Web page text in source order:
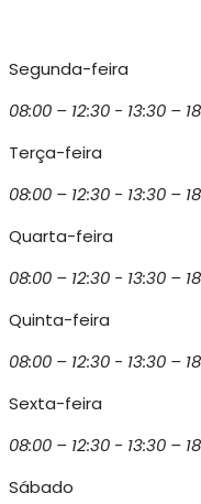
Segunda-feira
08:00 – 12:30 - 13:30 –
Terça-feira
08:00 – 12:30 - 13:30 –
Quarta-feira
08:00 – 12:30 - 13:30 –
Quinta-feira
08:00 – 12:30 - 13:30 –
Sexta-feira
08:00 – 12:30 - 13:30 –
Sábado